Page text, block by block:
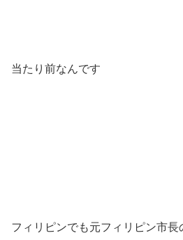
当たり前なんです
フィリピンでも元フィリピン市長